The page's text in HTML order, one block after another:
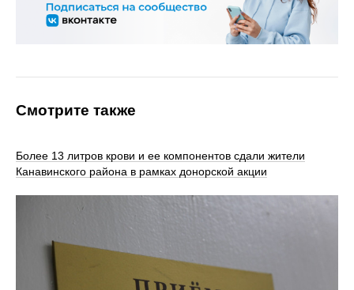
Смотрите также
Более 13 литров крови и ее компонентов сдали жители
Канавинского района в рамках донорской акции